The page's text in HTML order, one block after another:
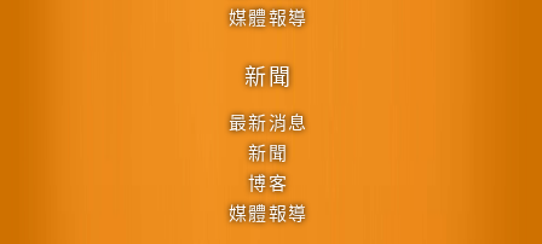
媒體報導
新聞
最新消息
新聞
博客
媒體報導